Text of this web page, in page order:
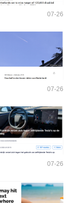
07-26
07-26
07-26